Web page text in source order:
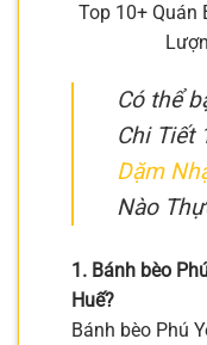
Top 10+ Quán
Có thể
Chi Tiết
Dặm
Nào
1. Bánh bèo
Huế?
Bánh bèo Phú